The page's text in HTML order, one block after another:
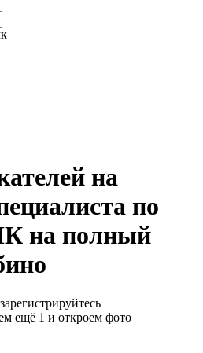
на
по
на полный
ещё 1 и откроем фото